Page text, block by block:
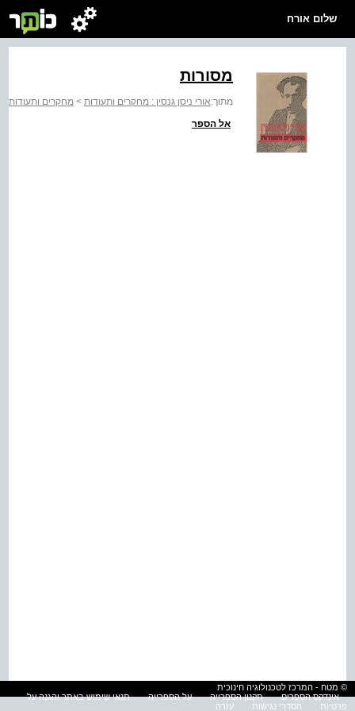
שלום אורח
מסורות
מתוך:אורי ניסן גנסין : מחקרים ותעודות > מחקרים ותעודות
אל הספר
© מטח - המרכז לטכנולוגיה חינוכית
אינדקס הספרים
תקנון הספרייה על הספרייה
תנאי שימוש באתר והגנה על
פרטיות
הסדרי נגישות עזרה